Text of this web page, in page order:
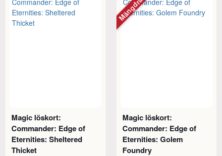
Magic löskort:
Commander: Edge of
Eternities: Sheltered
Thicket
Magic löskort:
Commander: Edge of
Eternities: Golem
Foundry